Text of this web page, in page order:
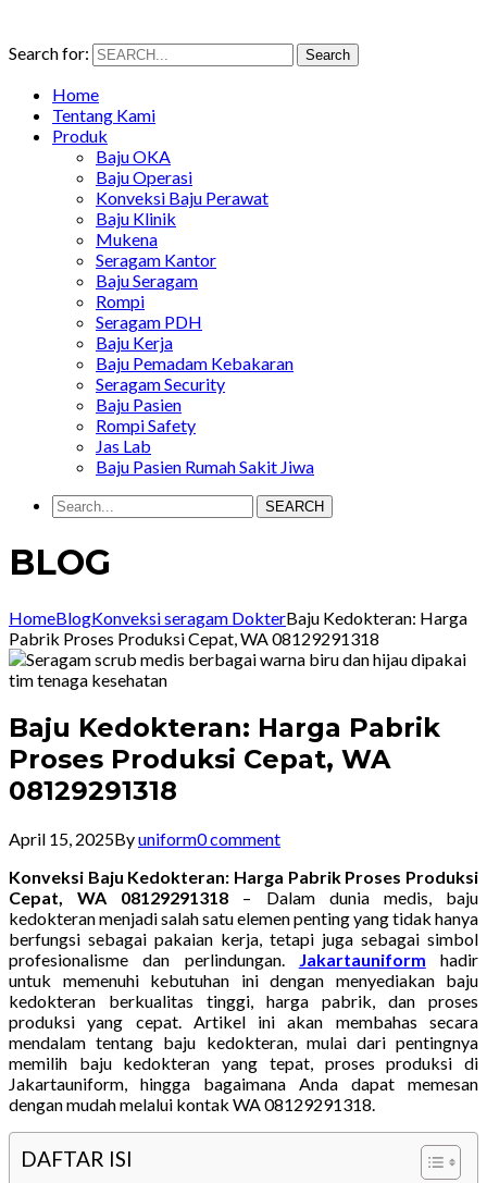
Search for: Search
Home
Tentang Kami
Produk
Baju OKA
Baju Operasi
Konveksi Baju Perawat
Baju Klinik
Mukena
Seragam Kantor
Baju Seragam
Rompi
Seragam PDH
Baju Kerja
Baju Pemadam Kebakaran
Seragam Security
Baju Pasien
Rompi Safety
Jas Lab
Baju Pasien Rumah Sakit Jiwa
SEARCH
BLOG
HomeBlogKonveksi seragam DokterBaju Kedokteran: Harga
Pabrik Proses Produksi Cepat, WA 08129291318
Baju Kedokteran: Harga Pabrik
Proses Produksi Cepat, WA
08129291318
April 15, 2025Byuniform0 comment
Konveksi Baju Kedokteran: Harga Pabrik Proses Produksi
Cepat, WA 08129291318 – Dalam dunia medis, baju
kedokteran menjadi salah satu elemen penting yang tidak hanya
berfungsi sebagai pakaian kerja, tetapi juga sebagai simbol
profesionalisme dan perlindungan.
Jakartauniform hadir
untuk memenuhi kebutuhan ini dengan menyediakan baju
kedokteran berkualitas tinggi, harga pabrik, dan proses
produksi yang cepat. Artikel ini akan membahas secara
mendalam tentang baju kedokteran, mulai dari pentingnya
memilih baju kedokteran yang tepat, proses produksi di
Jakartauniform, hingga bagaimana Anda dapat memesan
dengan mudah melalui kontak WA 08129291318.
DAFTAR ISI